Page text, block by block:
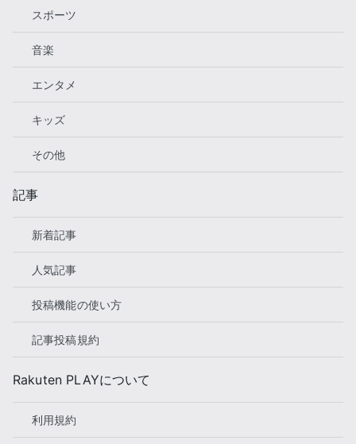
スポーツ
音楽
エンタメ
キッズ
その他
記事
新着記事
人気記事
投稿機能の使い方
記事投稿規約
Rakuten PLAYについて
利用規約